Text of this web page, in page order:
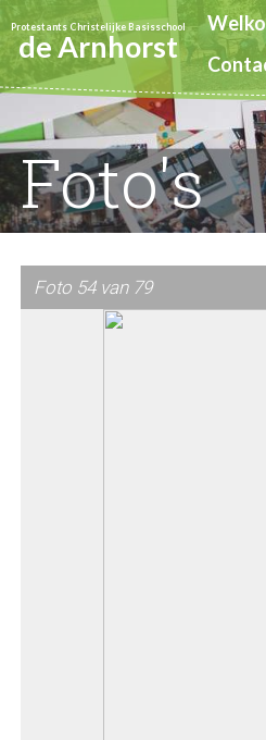
Foto's
Protestants Christelijke Basisschool
de Arnhorst
Foto 54 van 79